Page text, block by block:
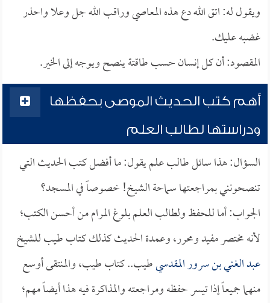
ويقول له: اتق الله دع هذه المعاصي وراقب الله جل وعلا واحذر
غضبه عليك.
المقصود: أن كل إنسان حسب طاقتة ينصح ويوجه إلى الخير.
أهم كتب الحديث الموصى بحفظها
ودراستها لطالب العلم
السؤال: هذا سائل طالب علم يقول: ما أفضل كتب الحديث التي
تنصحونني بمراجعتها سماحة الشيخ! خصوصاً في المسجد؟
الجواب: أما للحفظ ولطالب العلم بلوغ المرام من أحسن الكتب؛
لأنه مختصر مفيد ومحرر، وعمدة الحديث كذلك كتاب طيب للشيخ
عبد الغني بن سرور المقدسيطيب.. كتاب طيب، والمنتقى أوسع
منهما جميعاً إذا تيسر حفظه ومراجعته والمذاكرة فيه هذا أيضاً مهم؛